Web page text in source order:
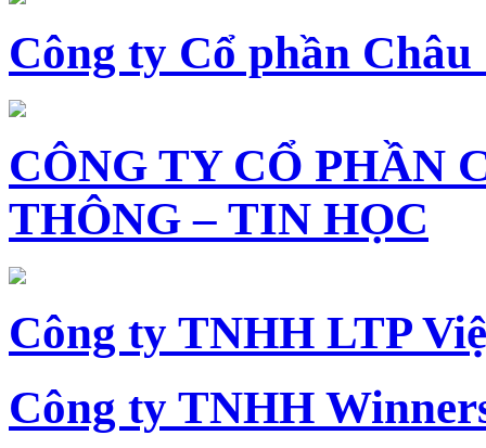
Công ty Cổ phần Châu
CÔNG TY CỔ PHẦN
THÔNG – TIN HỌC
Công ty TNHH LTP
Công ty TNHH